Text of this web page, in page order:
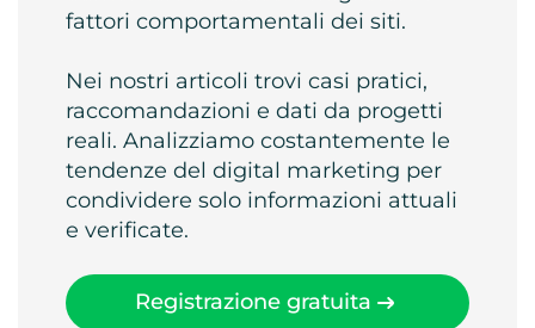
fattori comportamentali dei siti.
Nei nostri articoli trovi casi pratici,
raccomandazioni e dati da progetti
reali. Analizziamo costantemente le
tendenze del digital marketing per
condividere solo informazioni attuali
e verificate.
Registrazione gratuita